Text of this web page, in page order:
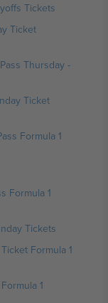
Tickets
Ticket
Thursday -
Ticket
Formula 1
Formula 1
Tickets
Formula 1
1